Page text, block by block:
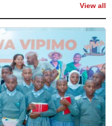
View all